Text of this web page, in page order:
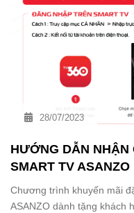
28/07/2023
HƯỚNG DẪN NHẬN
SMART TV ASANZO
Chương trình khuyến mãi
ASANZO dành tặng khách